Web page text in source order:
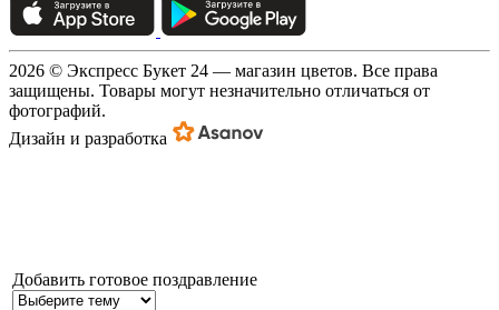
2026 © Экспресс Букет 24 — магазин цветов. Все права
защищены. Товары могут незначительно отличаться от
фотографий.
Дизайн и разработка
Добавить готовое поздравление